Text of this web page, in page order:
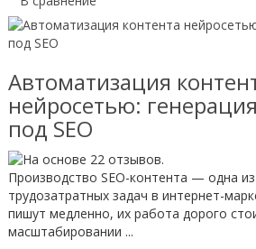
Автоматизация
нейросетью:
под SEO
Производство SEO-контента — одна
трудозатратных задач в интернет-
пишут медленно, их работа дорого
масштабировании ...